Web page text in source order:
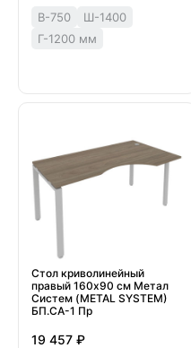
В-750
Ш-1400
Г-1200 мм
Стол криволинейный
правый 160х90 см Метал
Систем (METAL SYSTEM)
БП.СА-1 Пр
19 457 ₽